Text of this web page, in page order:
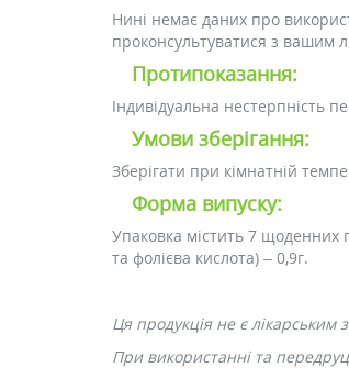
Нині немає даних про
проконсультуватися з вашим
Протипоказання:
Індивідуальна нестерпність
Умови зберігання:
Зберігати при кімнатній
Форма випуску:
Упаковка містить 7 щоденних
та фолієва кислота) – 0,9г.
Ця продукція не є лікарським
При використанні та